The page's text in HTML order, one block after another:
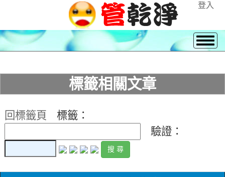
登入
標籤相關文章
回標籤頁
標籤：
驗證：